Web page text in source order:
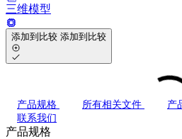
三维模型
添加到比较 添加到比较
产品规格 所有相关文件 产
联系我们
产品规格